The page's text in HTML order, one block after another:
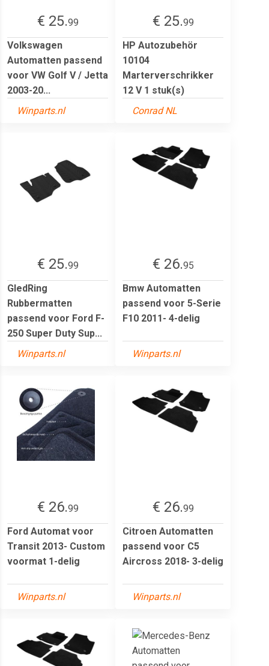
€ 25.99
Volkswagen
Automatten passend
voor VW Golf V / Jetta
2003-20...
Winparts.nl
€ 25.99
HP Autozubehör
10104
Marterverschrikker
12 V 1 stuk(s)
Conrad NL
€ 25.99
GledRing
Rubbermatten
passend voor Ford F-
250 Super Duty Sup...
Winparts.nl
€ 26.95
Bmw Automatten
passend voor 5-Serie
F10 2011- 4-delig
Winparts.nl
€ 26.99
Ford Automat voor
Transit 2013- Custom
voormat 1-delig
Winparts.nl
€ 26.99
Citroen Automatten
passend voor C5
Aircross 2018- 3-delig
Winparts.nl